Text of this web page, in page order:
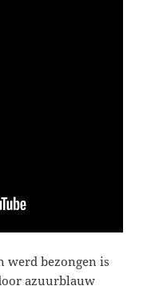
werd bezongen is
azuurblauw